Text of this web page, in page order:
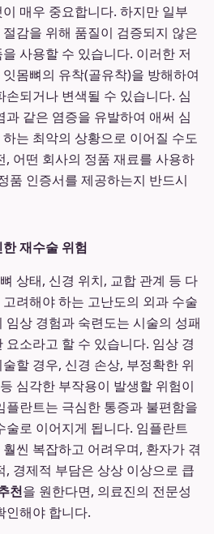
매우 중요합니다. 하지만 일부
감을 위해 품질이 검증되지 않은
사용할 수 있습니다. 이러한 저
몸뼈의 유착(골유착)을 방해하여
되거나 변색될 수 있습니다. 심
같은 염증을 유발하여 애써 심
는 최악의 상황으로 이어질 수도
, 어떤 회사의 정품 재료를 사용하
품 인증서를 제공하는지 반드시
재수술 위험
상태, 신경 위치, 교합 관계 등 다
려해야 하는 고난도의 외과 수술
임상 경험과 숙련도는 시술의 성패
소라고 할 수 있습니다. 임상 경
할 경우, 신경 손상, 부정확한 위
심각한 부작용이 발생할 위험이
플란트는 극심한 통증과 불편함을
술로 이어지게 됩니다. 임플란트
씬 복잡하고 어려우며, 환자가 겪
, 경제적 부담은 상상 이상으로 큽
천을 원한다면, 의료진의 전문성
인해야 합니다.